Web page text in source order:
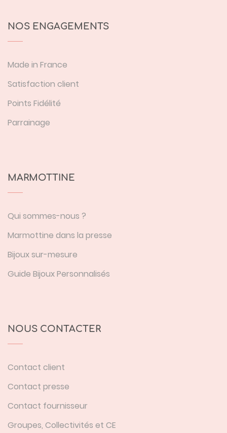
NOS ENGAGEMENTS
Made in France
Satisfaction client
Points Fidélité
Parrainage
MARMOTTINE
Qui sommes-nous ?
Marmottine dans la presse
Bijoux sur-mesure
Guide Bijoux Personnalisés
NOUS CONTACTER
Contact client
Contact presse
Contact fournisseur
Groupes, Collectivités et CE